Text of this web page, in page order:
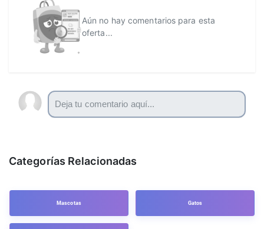
Aún no hay comentarios para esta
oferta...
Categorías Relacionadas
Mascotas Gatos